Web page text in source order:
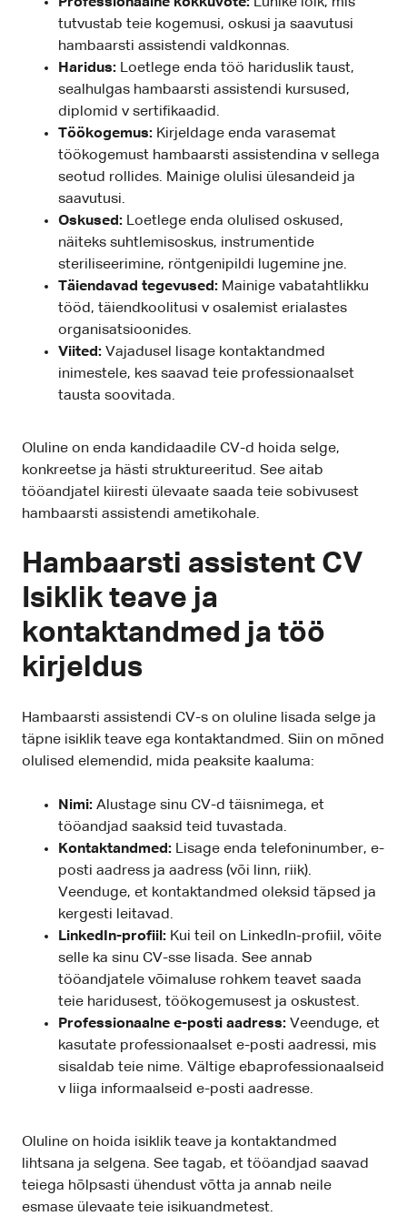
tutvustab teie kogemusi, oskusi ja saavutusi
hambaarsti assistendi valdkonnas.
Haridus: Loetlege enda töö hariduslik taust,
sealhulgas hambaarsti assistendi kursused,
diplomid v sertifikaadid.
Töökogemus: Kirjeldage enda varasemat
töökogemust hambaarsti assistendina v sellega
seotud rollides. Mainige olulisi ülesandeid ja
saavutusi.
Oskused: Loetlege enda olulised oskused,
näiteks suhtlemisoskus, instrumentide
steriliseerimine, röntgenipildi lugemine jne.
Täiendavad tegevused: Mainige vabatahtlikku
tööd, täiendkoolitusi v osalemist erialastes
organisatsioonides.
Viited: Vajadusel lisage kontaktandmed
inimestele, kes saavad teie professionaalset
tausta soovitada.
Oluline on enda kandidaadile CV-d hoida selge,
konkreetse ja hästi struktureeritud. See aitab
tööandjatel kiiresti ülevaate saada teie sobivusest
hambaarsti assistendi ametikohale.
Hambaarsti assistent CV
Isiklik teave ja
kontaktandmed ja töö
kirjeldus
Hambaarsti assistendi CV-s on oluline lisada selge ja
täpne isiklik teave ega kontaktandmed. Siin on mõned
olulised elemendid, mida peaksite kaaluma:
Nimi: Alustage sinu CV-d täisnimega, et
tööandjad saaksid teid tuvastada.
Kontaktandmed: Lisage enda telefoninumber, e-
posti aadress ja aadress (või linn, riik).
Veenduge, et kontaktandmed oleksid täpsed ja
kergesti leitavad.
LinkedIn-profiil: Kui teil on LinkedIn-profiil, võite
selle ka sinu CV-sse lisada. See annab
tööandjatele võimaluse rohkem teavet saada
teie haridusest, töökogemusest ja oskustest.
Professionaalne e-posti aadress: Veenduge, et
kasutate professionaalset e-posti aadressi, mis
sisaldab teie nime. Vältige ebaprofessionaalseid
v liiga informaalseid e-posti aadresse.
Oluline on hoida isiklik teave ja kontaktandmed
lihtsana ja selgena. See tagab, et tööandjad saavad
teiega hõlpsasti ühendust võtta ja annab neile
esmase ülevaate teie isikuandmetest.